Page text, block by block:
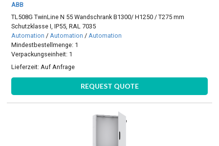
ABB
TL508G TwinLine N 55 Wandschrank B1300/ H1250 / T275 mm
Schutzklasse I, IP55, RAL 7035
Automation /Automation /Automation
Mindestbestellmenge: 1
Verpackungseinheit: 1
Lieferzeit: Auf Anfrage
REQUEST QUOTE